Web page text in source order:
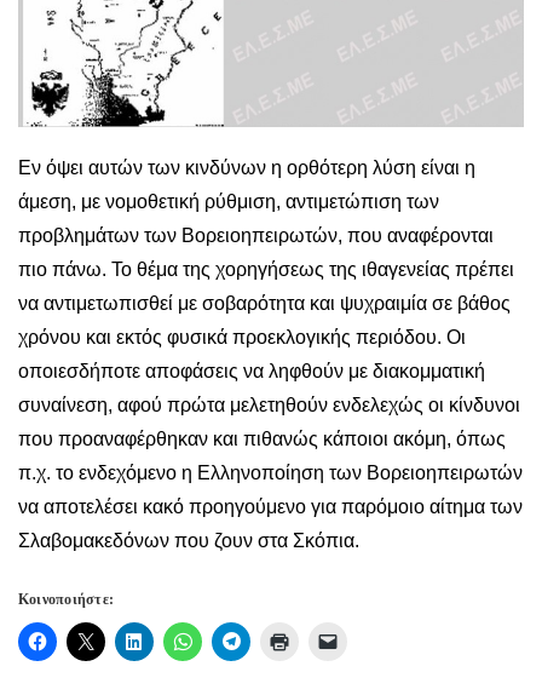
Εν όψει αυτών των κινδύνων η ορθότερη λύση είναι η
άμεση, με νομοθετική ρύθμιση, αντιμετώπιση των
προβλημάτων των Βορειοηπειρωτών, που αναφέρονται
πιο πάνω. Το θέμα της χορηγήσεως της ιθαγενείας πρέπει
να αντιμετωπισθεί με σοβαρότητα και ψυχραιμία σε βάθος
χρόνου και εκτός φυσικά προεκλογικής περιόδου. Οι
οποιεσδήποτε αποφάσεις να ληφθούν με διακομματική
συναίνεση, αφού πρώτα μελετηθούν ενδελεχώς οι κίνδυνοι
που προαναφέρθηκαν και πιθανώς κάποιοι ακόμη, όπως
π.χ. το ενδεχόμενο η Ελληνοποίηση των Βορειοηπειρωτών
να αποτελέσει κακό προηγούμενο για παρόμοιο αίτημα των
Σλαβομακεδόνων που ζουν στα Σκόπια.
Κοινοποιήστε: